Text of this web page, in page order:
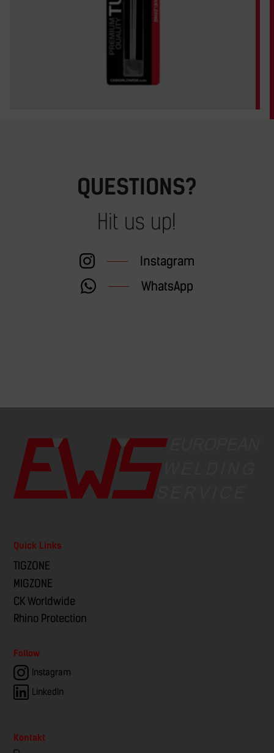
QUESTIONS?
Hit us up!
Instagram
WhatsApp
Quick Links
TIGZONE
MIGZONE
CK Worldwide
Rhino Protection
Follow
Instagram
LinkedIn
Kontakt